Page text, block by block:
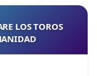
LOS TOROS